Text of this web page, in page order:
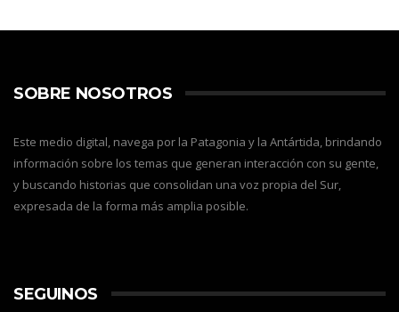
SOBRE NOSOTROS
Este medio digital, navega por la Patagonia y la Antártida, brindando
información sobre los temas que generan interacción con su gente,
y buscando historias que consolidan una voz propia del Sur,
expresada de la forma más amplia posible.
SEGUINOS